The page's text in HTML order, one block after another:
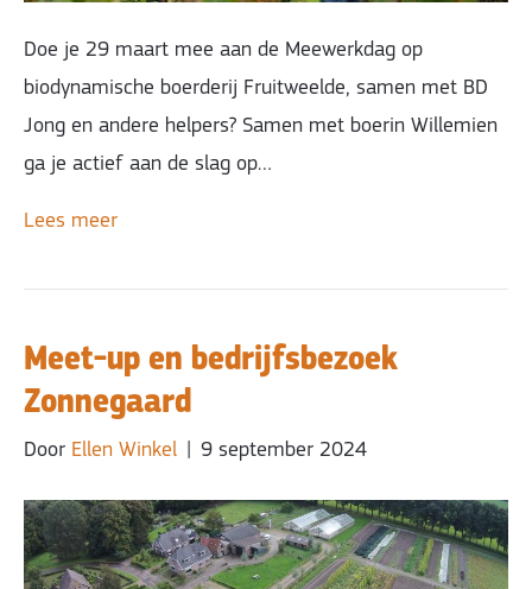
Doe je 29 maart mee aan de Meewerkdag op
biodynamische boerderij Fruitweelde, samen met BD
Jong en andere helpers? Samen met boerin Willemien
ga je actief aan de slag op…
Lees meer
Meet-up en bedrijfsbezoek
Zonnegaard
Door Ellen Winkel 9 september 2024